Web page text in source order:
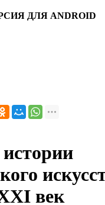
ДЛЯ ANDROID
век